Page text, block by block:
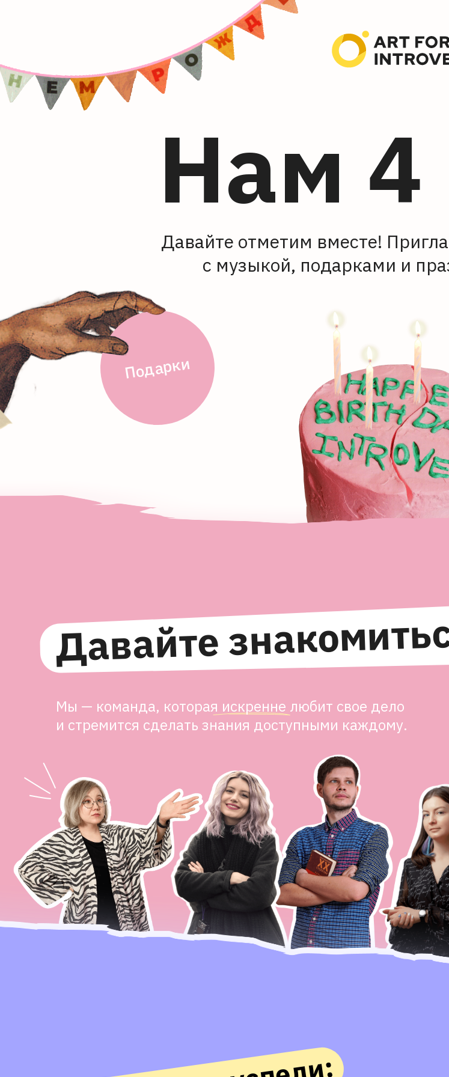
Подарки
Нам 4
Давайте отметим вместе!
с музыкой, подарками и
Давайте
Мы — команда, которая искренне любит свое дело
и стремится сделать знания доступными каждому.